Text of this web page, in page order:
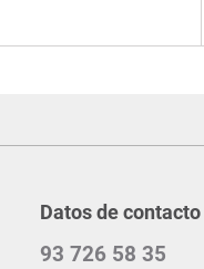
Datos de contacto
93 726 58 35